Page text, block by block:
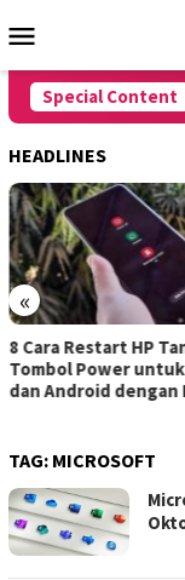
to
Menu
Special Content
8 Cara
HEADLINES
«
Restart HP Tanpa
Power untuk
Android dengan
TAG: MICROSOFT